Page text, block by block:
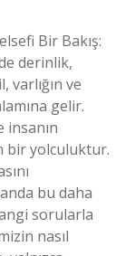
Bir Bakış:
derinlik,
varlığın ve
gelir.
insanın
bir yolculuktur.
bu daha
sorularla
nasıl